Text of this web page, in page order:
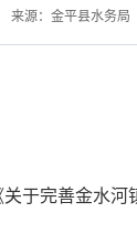
来源：金平县水务局
于完善金水